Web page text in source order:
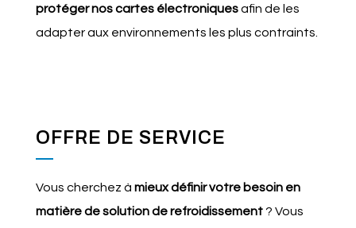
protéger nos cartes électroniquesafin de les
adapter aux environnements les plus contraints.
OFFRE DE SERVICE
Vous cherchez à mieux définir votre besoin en
matière de solution de refroidissement ? Vous